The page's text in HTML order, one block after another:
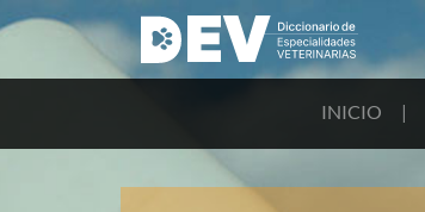
INICIO |